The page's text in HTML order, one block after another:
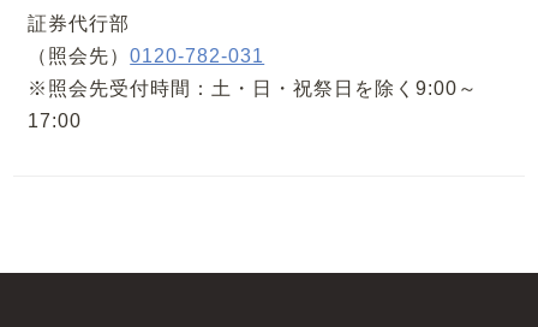
証券代行部
（照会先）0120-782-031
※照会先受付時間：土・日・祝祭日を除く9:00～
17:00